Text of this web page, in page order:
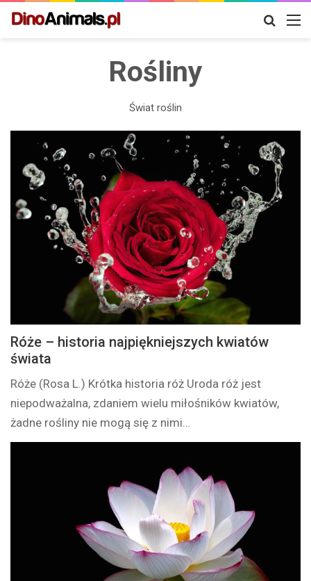
Szukaj
Rośliny
Świat roślin
Róże – historia najpiękniejszych kwiatów
świata
Róże (Rosa L.) Krótka historia róż Uroda róż jest
niepodważalna, zdaniem wielu miłośników kwiatów,
żadne rośliny nie mogą się z nimi…